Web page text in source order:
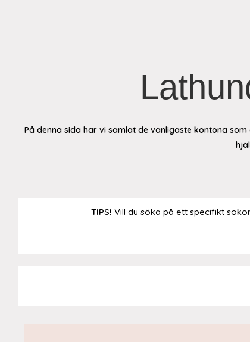
På denna sida har vi samlat de vanligaste kontona
TIPS! Vill du söka på ett specifikt